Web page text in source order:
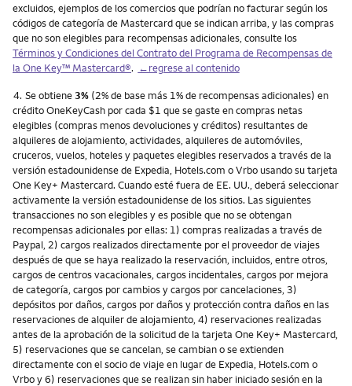
excluidos, ejemplos de los comercios que podrían no facturar según los
códigos de categoría de Mastercard que se indican arriba, y las compras
que no son elegibles para recompensas adicionales, consulte los
Términos y Condiciones del Contrato del Programa de Recompensas de
la One Key™ Mastercard®. ←regrese al contenido
Nota
4. Se obtiene 3% (2% de base más 1% de recompensas adicionales) en
crédito OneKeyCash por cada $1 que se gaste en compras netas
elegibles (compras menos devoluciones y créditos) resultantes de
alquileres de alojamiento, actividades, alquileres de automóviles,
cruceros, vuelos, hoteles y paquetes elegibles reservados a través de la
versión estadounidense de Expedia, Hotels.com o Vrbo usando su tarjeta
One Key+ Mastercard. Cuando esté fuera de EE. UU., deberá seleccionar
activamente la versión estadounidense de los sitios. Las siguientes
transacciones no son elegibles y es posible que no se obtengan
recompensas adicionales por ellas: 1) compras realizadas a través de
Paypal, 2) cargos realizados directamente por el proveedor de viajes
después de que se haya realizado la reservación, incluidos, entre otros,
cargos de centros vacacionales, cargos incidentales, cargos por mejora
de categoría, cargos por cambios y cargos por cancelaciones, 3)
depósitos por daños, cargos por daños y protección contra daños en las
reservaciones de alquiler de alojamiento, 4) reservaciones realizadas
antes de la aprobación de la solicitud de la tarjeta One Key+ Mastercard,
5) reservaciones que se cancelan, se cambian o se extienden
directamente con el socio de viaje en lugar de Expedia, Hotels.com o
Vrbo y 6) reservaciones que se realizan sin haber iniciado sesión en la